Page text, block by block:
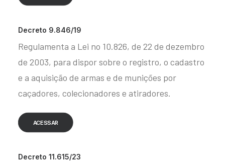
Decreto 9.846/19
Regulamenta a Lei no 10.826, de 22 de dezembro
de 2003, para dispor sobre o registro, o cadastro
e a aquisição de armas e de munições por
caçadores, colecionadores e atiradores.
ACESSAR
Decreto 11.615/23